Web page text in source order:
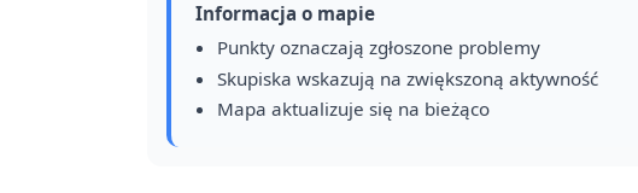
Informacja o mapie
Punkty oznaczają zgłoszone problemy
Skupiska wskazują na zwiększoną aktywność
Mapa aktualizuje się na bieżąco